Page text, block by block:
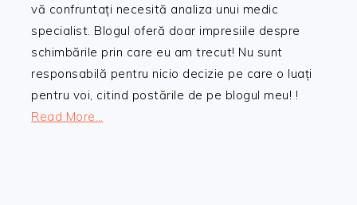
vă confruntați necesită analiza unui medic
specialist. Blogul oferă doar impresiile despre
schimbările prin care eu am trecut! Nu sunt
responsabilă pentru nicio decizie pe care o luați
pentru voi, citind postările de pe blogul meu! !
Read More…